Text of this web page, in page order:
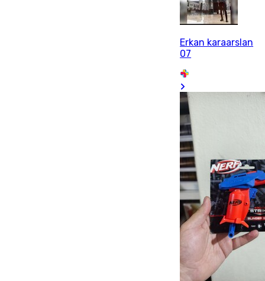
Erkan karaarslan
07